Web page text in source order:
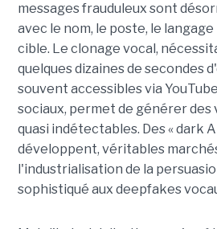
messages frauduleux sont
avec le nom, le poste, le
cible. Le clonage vocal,
quelques dizaines de secondes
souvent accessibles via
sociaux, permet de générer
quasi indétectables. Des « dark
développent, véritables
l'industrialisation de la
sophistiqué aux deepfakes